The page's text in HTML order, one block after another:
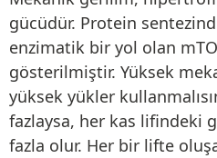
gücüdür. Protein
enzimatik bir yol olan
gösterilmiştir. Yüksek
yüksek yükler
fazlaysa, her kas lifindeki
fazla olur. Her bir lifte